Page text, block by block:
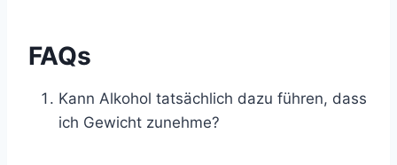
FAQs
Kann Alkohol tatsächlich dazu führen, dass
ich Gewicht zunehme?